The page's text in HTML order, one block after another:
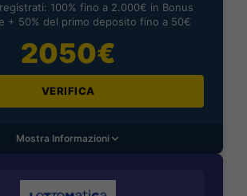
100% fino a 2.000€ in Bonus
+ 50% del primo deposito fino a 50€
2050€
VERIFICA
Mostra Informazioni